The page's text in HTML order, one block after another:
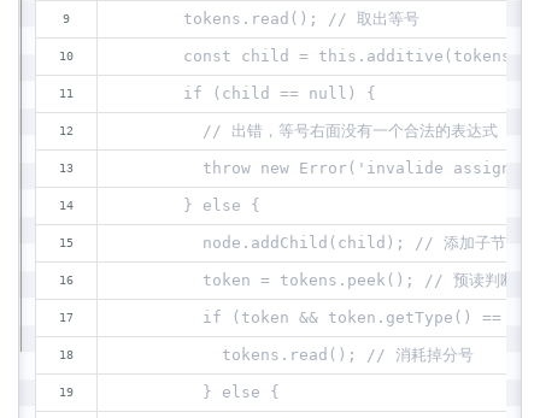
      tokens.read(); // 取出等号
      const child = this.additive(tokens);
      if (child == null) {
        // 出错，等号右面没有一个合法的表达式
throw new Error('invalide
      } else {
        node.addChild(child); // 添加子节点
token = tokens.peek(); // 预读判断分
if (token && token.getType() ==
          tokens.read(); // 消耗掉分号
        } else {